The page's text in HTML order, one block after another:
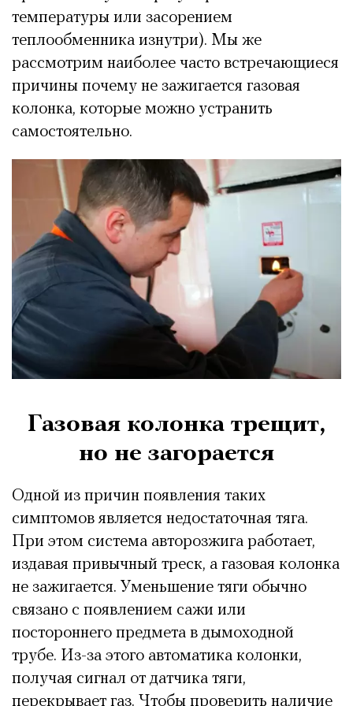
температуры или засорением
теплообменника изнутри). Мы же
рассмотрим наиболее часто встречающиеся
причины почему не зажигается газовая
колонка, которые можно устранить
самостоятельно.
Газовая колонка трещит,
но не загорается
Одной из причин появления таких
симптомов является недостаточная тяга.
При этом система авторозжига работает,
издавая привычный треск, а газовая колонка
не зажигается. Уменьшение тяги обычно
связано с появлением сажи или
постороннего предмета в дымоходной
трубе. Из-за этого автоматика колонки,
получая сигнал от датчика тяги,
перекрывает газ. Чтобы проверить наличие